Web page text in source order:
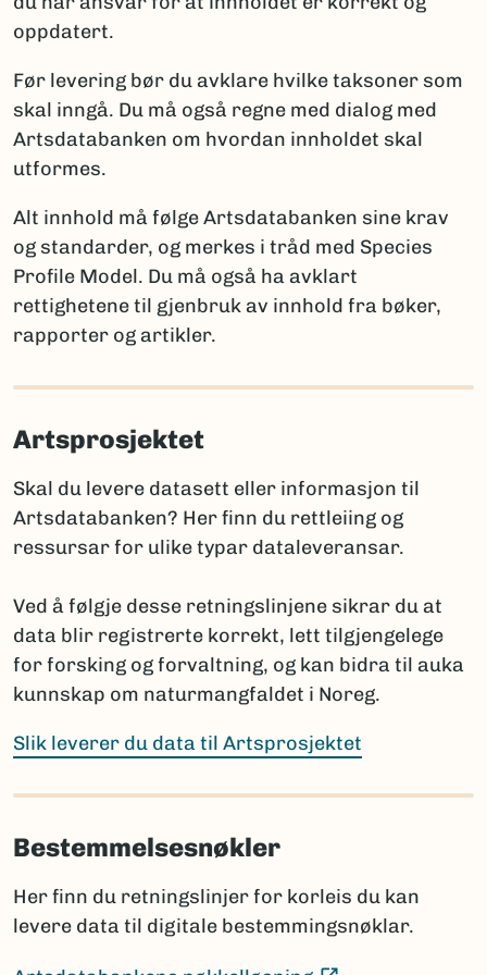
Artsdatabanken
ny for vitenskapen
ny for Norge
funn av en art som tidligere ble antatt forsvunnet
fra Norge
funn av art som er tidligere registrert i Norge
Merk:Kun én av disse opplysningene per takson skal
brukes for å sikre entydig statistikk. Et kommentarfelt
kan brukes ved behov for ytterligere forklaringer.
Rapportering av arter nye for vitenskapen
autor oppgis, sammen med litteraturreferanse der
regelverket for den aktuelle artsgruppen:
International Code of Nomenclature for Algae,
Fungi and Plants
(Ekstern lenke)
International Code of Zoological Nomenclature
slektsnavn + “sp. nov.”. Det bør da legges til en
kommentar om planlagt publisering: hvor og når
navnet skal publiseres i henhold til regelverket.
Prosjektet har ansvar for å informere Artsdatabanken
skjer lenge etter prosjektets slutt.
Sammenligning mot Artsdatabankens navneregister
innholdet i navneregisteret Nortaxa gjennom
listesøket.
Dette hjelper med å:
oppdatert.
Før levering bør du avklare hvilke taksoner som
skal inngå. Du må også regne med dialog med
Artsdatabanken om hvordan innholdet skal
utformes.
Alt innhold må følge Artsdatabanken sine krav
og standarder, og merkes i tråd med Species
Profile Model. Du må også ha avklart
rettighetene til gjenbruk av innhold fra bøker,
rapporter og artikler.
Artsprosjektet
Skal du levere datasett eller informasjon til
Artsdatabanken? Her finn du rettleiing og
ressursar for ulike typar dataleveransar.
Ved å følgje desse retningslinjene sikrar du at
data blir registrerte korrekt, lett tilgjengelege
for forsking og forvaltning, og kan bidra til auka
kunnskap om naturmangfaldet i Noreg.
Slik leverer du data til Artsprosjektet
Bestemmelsesnøkler
Her finn du retningslinjer for korleis du kan
levere data til digitale bestemmingsnøklar.